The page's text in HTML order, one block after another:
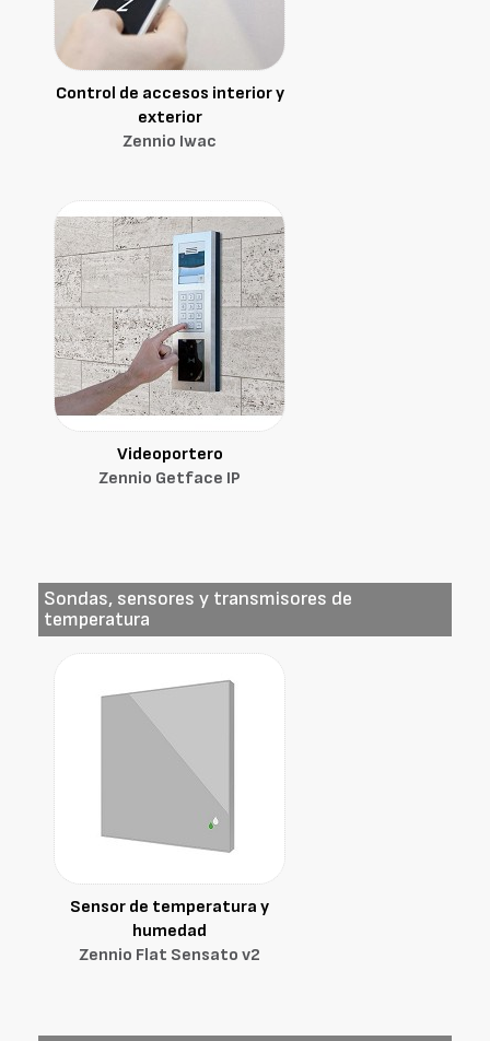
Control de accesos interior y
exterior
Zennio Iwac
Videoportero
Zennio Getface IP
Sondas, sensores y transmisores de
temperatura
Sensor de temperatura y
humedad
Zennio Flat Sensato v2